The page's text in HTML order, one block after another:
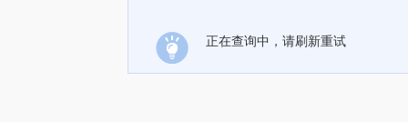
正在查询中，请刷新重试